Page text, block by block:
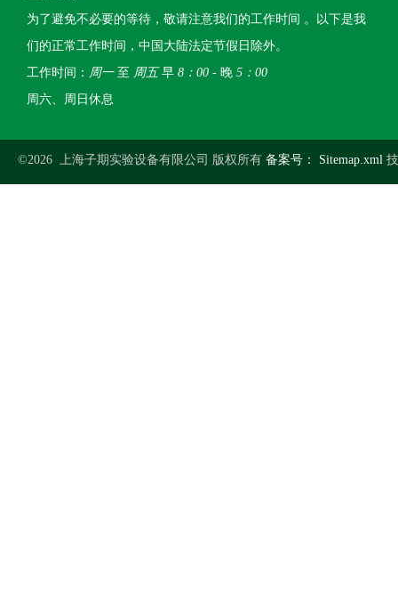
为了避免不必要的等待，敬请注意我们的工作时间 。以下是我
们的正常工作时间，中国大陆法定节假日除外。
工作时间： 周一至 周五早 8：00 - 晚 5：00
周六、周日休息
©2026 上海子期实验设备有限公司 版权所有 备案号： Sitemap.xml